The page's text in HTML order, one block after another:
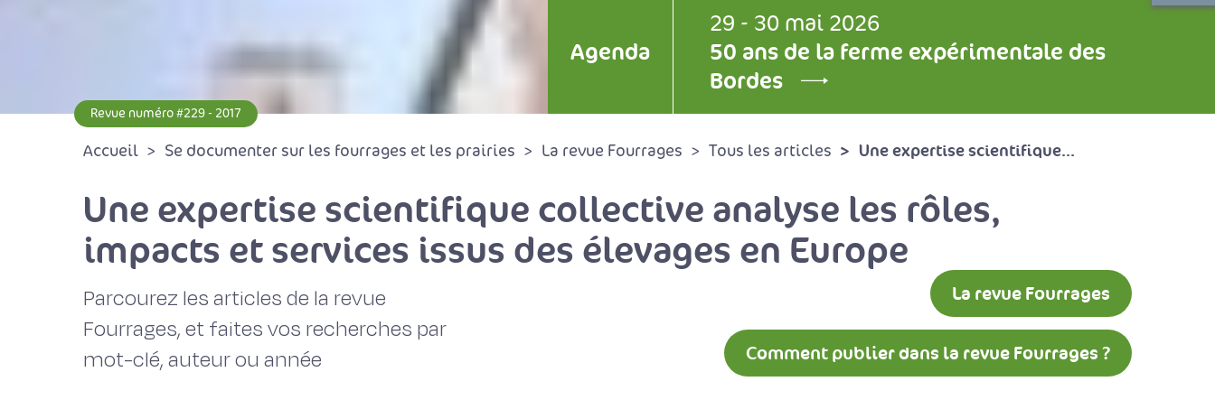
Agenda
29 - 30 mai 2026
50 ans de la ferme expérimentale des
Bordes
Revue numéro #229 - 2017
Accueil Se documenter sur les fourrages et les prairies La revue Fourrages Tous les articles Une expertise scientifique...
Une expertise scientifique collective analyse les rôles,
impacts et services issus des élevages en Europe
Parcourez les articles de la revue
Fourrages, et faites vos recherches par
mot-clé, auteur ou année
La revue Fourrages
Comment publier dans la revue Fourrages ?